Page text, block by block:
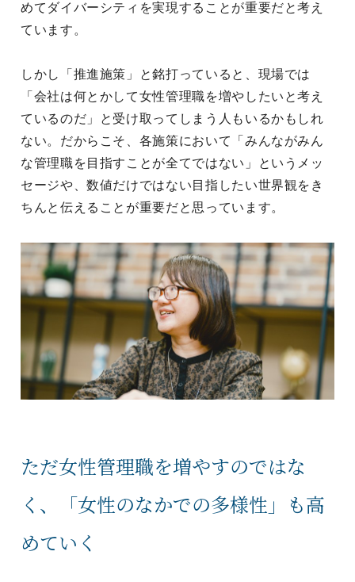
めてダイバーシティを実現することが重要だと考え
ています。
しかし「推進施策」と銘打っていると、現場では
「会社は何とかして女性管理職を増やしたいと考え
ているのだ」と受け取ってしまう人もいるかもしれ
ない。だからこそ、各施策において「みんながみん
な管理職を目指すことが全てではない」というメッ
セージや、数値だけではない目指したい世界観をき
ちんと伝えることが重要だと思っています。
ただ女性管理職を増やすのではな
く、「女性のなかでの多様性」も高
めていく